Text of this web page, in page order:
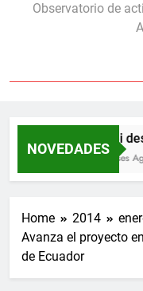
Observatorio de
NOVEDADES
Milei
5 Meses Ago
Home 2014
Avanza el proyecto
de Ecuador